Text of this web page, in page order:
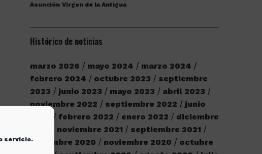
servicio.
Asunción Virgen de la Antigua
Histórico de noticias
marzo 2026 mayo 2024
marzo 2024
febrero 2024
octubre 2023
septiembre
2023
junio 2023 mayo 2023
abril 2023
noviembre 2022
septiembre 2022
junio
febrero 2022 enero 2022
diciembre
noviembre 2021
septiembre 2021
diciembre 2020
noviembre 2020
octubre